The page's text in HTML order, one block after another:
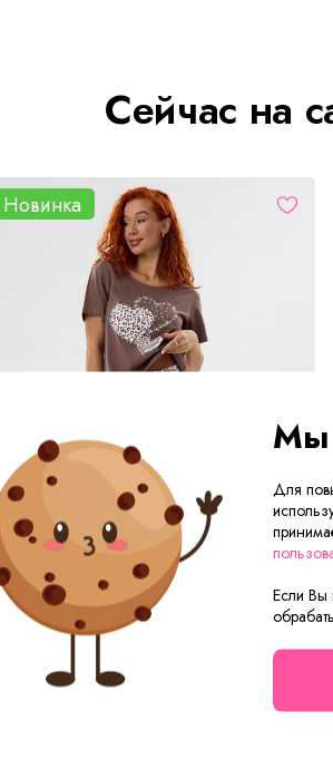
Сейчас на
Новинка
Пижама женская Свирель Л Арт. 10399
Мы
Для
Если Вы